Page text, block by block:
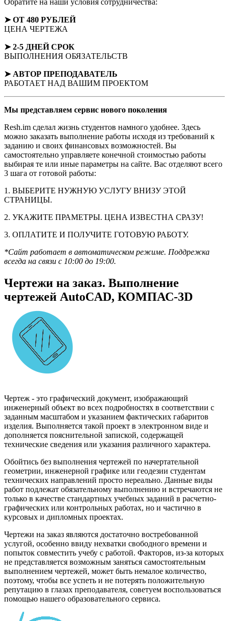
➤ ОТ 480 РУБЛЕЙ
ЦЕНА ЧЕРТЕЖА
➤ 2-5 ДНЕЙ СРОК
ВЫПОЛНЕНИЯ ОБЯЗАТЕЛЬСТВ
➤ АВТОР ПРЕПОДАВАТЕЛЬ
РАБОТАЕТ НАД ВАШИМ ПРОЕКТОМ
Мы представляем сервис нового поколения
Resh.im сделал жизнь студентов намного удобнее. Здесь
можно заказать выполнение работы исходя из требований к
заданию и своих финансовых возможностей. Вы
самостоятельно управляете конечной стоимостью работы
выбирая те или иные параметры на сайте. Вас отделяют всего
3 шага от готовой работы:
1. ВЫБЕРИТЕ НУЖНУЮ УСЛУГУ ВНИЗУ ЭТОЙ
СТРАНИЦЫ.
2. УКАЖИТЕ ПРАМЕТРЫ. ЦЕНА ИЗВЕСТНА СРАЗУ!
3. ОПЛАТИТЕ И ПОЛУЧИТЕ ГОТОВУЮ РАБОТУ.
*Сайт работает в автоматическом режиме. Поддрежка
всегда на связи с 10:00 до 19:00.
Чертежи на заказ. Выполнение
чертежей AutoCAD, КОМПАС-3D
Чертеж - это графический документ, изображающий
инженерный объект во всех подробностях в соответствии с
заданным масштабом и указанием фактических габаритов
изделия. Выполняется такой проект в электронном виде и
дополняется пояснительной запиской, содержащей
технические сведения или указания различного характера.
Обойтись без выполнения чертежей по начертательной
геометрии, инженерной графике или геодезии студентам
технических направлений просто нереально. Данные виды
работ подлежат обязательному выполнению и встречаются не
только в качестве стандартных учебных заданий в расчетно-
графических или контрольных работах, но и частично в
курсовых и дипломных проектах.
Чертежи на заказ являются достаточно востребованной
услугой, особенно ввиду нехватки свободного времени и
попыток совместить учебу с работой. Факторов, из-за которых
не представляется возможным заняться самостоятельным
выполнением чертежей, может быть немалое количество,
поэтому, чтобы все успеть и не потерять положительную
репутацию в глазах преподавателя, советуем воспользоваться
помощью нашего образовательного сервиса.